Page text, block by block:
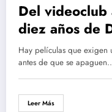
Del
diez años de
desaparición
complejos
Hay películas que exigen
antes de que se
Leer Más